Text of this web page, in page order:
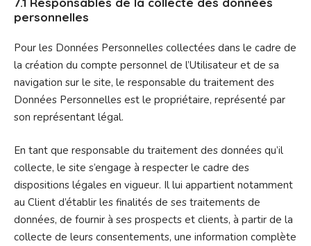
personnelles
Pour les Données Personnelles collectées dans le cadre de
la création du compte personnel de l’Utilisateur et de sa
navigation sur le site, le responsable du traitement des
Données Personnelles est le propriétaire, représenté par
son représentant légal.
En tant que responsable du traitement des données qu’il
collecte, le site s’engage à respecter le cadre des
dispositions légales en vigueur. Il lui appartient notamment
au Client d’établir les finalités de ses traitements de
données, de fournir à ses prospects et clients, à partir de la
collecte de leurs consentements, une information complète